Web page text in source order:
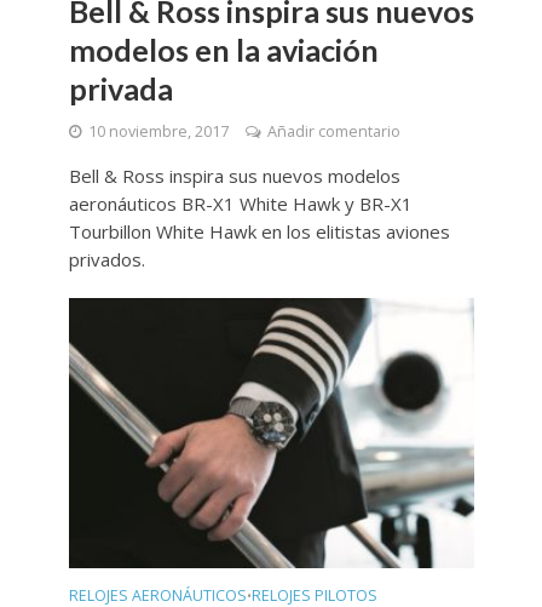
Bell & Ross inspira sus nuevos
modelos en la aviación
privada
10 noviembre, 2017 Añadir comentario
Bell & Ross inspira sus nuevos modelos
aeronáuticos BR-X1 White Hawk y BR-X1
Tourbillon White Hawk en los elitistas aviones
privados.
RELOJES AERONÁUTICOS•RELOJES PILOTOS